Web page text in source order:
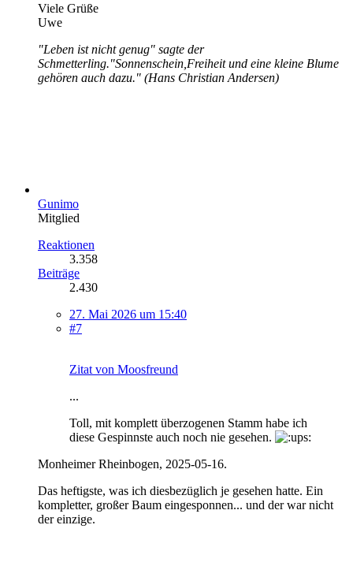
Viele Grüße
Uwe
"Leben ist nicht genug" sagte der
Schmetterling."Sonnenschein,Freiheit und eine kleine Blume
gehören auch dazu." (Hans Christian Andersen)
Gunimo
Mitglied
Reaktionen
3.358
Beiträge
2.430
27. Mai 2026 um 15:40
#7
Zitat von Moosfreund
...
Toll, mit komplett überzogenen Stamm habe ich
diese Gespinnste auch noch nie gesehen.
Monheimer Rheinbogen, 2025-05-16.
Das heftigste, was ich diesbezüglich je gesehen hatte. Ein
kompletter, großer Baum eingesponnen... und der war nicht
der einzige.